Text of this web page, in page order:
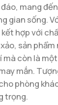
mang
gian sống.
hợp với
sản phẩm
mà còn là
mắn.
phòng
trọng.